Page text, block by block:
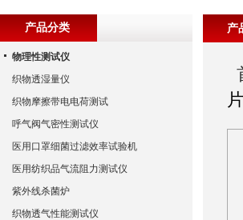
产
产品分类
物理性测试仪
织物透湿量仪
织物摩擦带电电荷测试
呼气阀气密性测试仪
医用口罩细菌过滤效率试验机
医用纺织品气流阻力测试仪
紫外线杀菌炉
织物透气性能测试仪